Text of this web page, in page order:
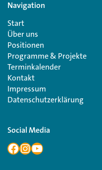
Navigation
Start
Über uns
Positionen
Programme & Projekte
Terminkalender
Kontakt
Impressum
Datenschutzerklärung
Social Media